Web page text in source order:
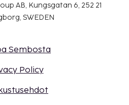
AB, Kungsgatan 6, 252 21
SWEDEN
Sembosta
Policy